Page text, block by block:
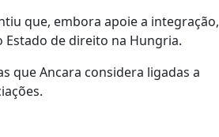
que, embora apoie a integração,
Estado de direito na Hungria.
que Ancara considera ligadas a